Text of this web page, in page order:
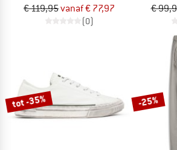
€ 119,95vanaf € 77,97
(0)
€
tot -35% -25%